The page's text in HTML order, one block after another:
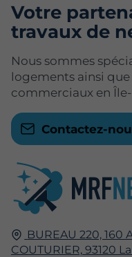
BUREAU 220, 160
COUTURIER, 93120
Votre
travaux de
Nous sommes
logements ainsi
commerciaux en
Contactez-